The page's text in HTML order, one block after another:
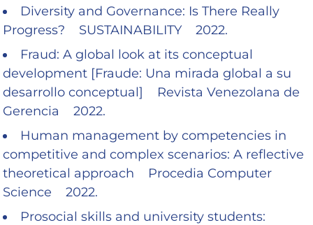
Diversity and Governance: Is There Really
Progress? SUSTAINABILITY 2022.
Fraud: A global look at its conceptual
development [Fraude: Una mirada global a su
desarrollo conceptual] Revista Venezolana de
Gerencia 2022.
Human management by competencies in
competitive and complex scenarios: A reflective
theoretical approach Procedia Computer
Science 2022.
Prosocial skills and university students: